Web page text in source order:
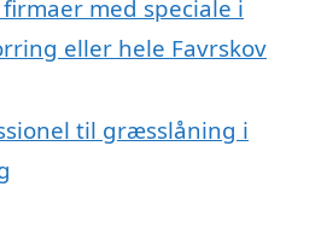
med speciale i
eller hele Favrskov
til græsslåning i